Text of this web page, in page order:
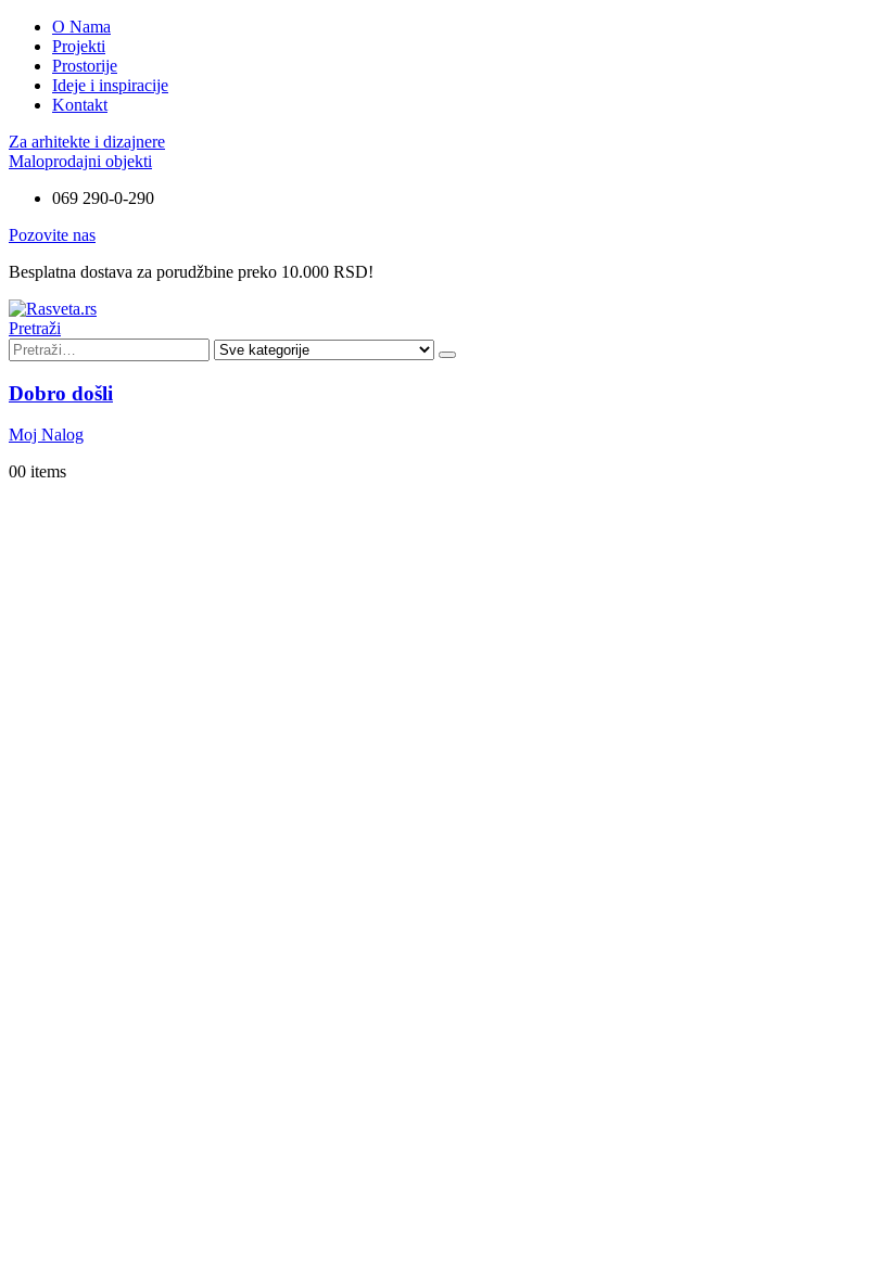
O Nama
Projekti
Prostorije
Ideje i inspiracije
Kontakt
Za arhitekte i dizajnere
Maloprodajni objekti
069 290-0-290
Pozovite nas
Besplatna dostava za porudžbine preko 10.000 RSD!
Pretraži
Dobro došli
Moj Nalog
00 items